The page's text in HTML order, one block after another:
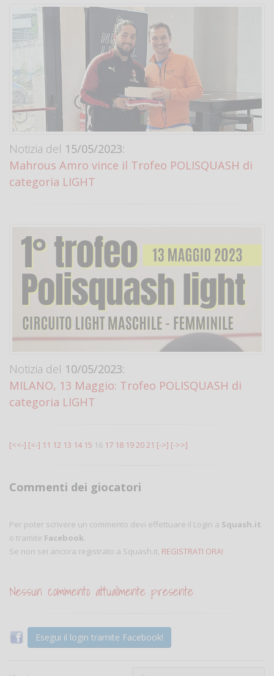
Notizia del 15/05/2023:
Mahrous Amro vince il Trofeo POLISQUASH di
categoria LIGHT
Notizia del 10/05/2023:
MILANO, 13 Maggio: Trofeo POLISQUASH di
categoria LIGHT
[<<-] [<-] 11 12 13 14 15 16 17 18 192021 [->] [->>]
Commenti dei giocatori
Per poter scrivere un commento devi effettuare il Login a Squash.it
o tramite Facebook.
Se non sei ancora registrato a Squash.it, REGISTRATI ORA!
Nessun commento attualmente presente
Esegui il login tramite Facebook!